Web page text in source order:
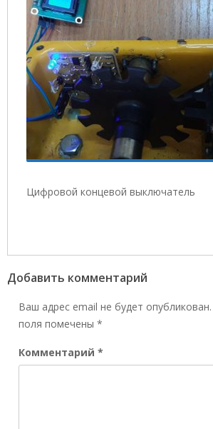
Цифровой концевой выключатель
Добавить комментарий
Ваш адрес email не будет опубликован.
поля помечены *
Комментарий *